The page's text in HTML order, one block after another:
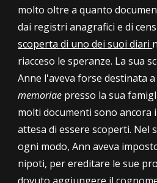
molto oltre a quanto
dai registri anagrafici e di
scopertadi uno dei suoi diari
riacceso le speranze. La sua
Anne l'aveva forse destinata
memoriae presso la sua
molti documenti sono ancora
attesa di essere scoperti. Nel
ogni modo, Ann aveva
nipoti, per ereditare le sue